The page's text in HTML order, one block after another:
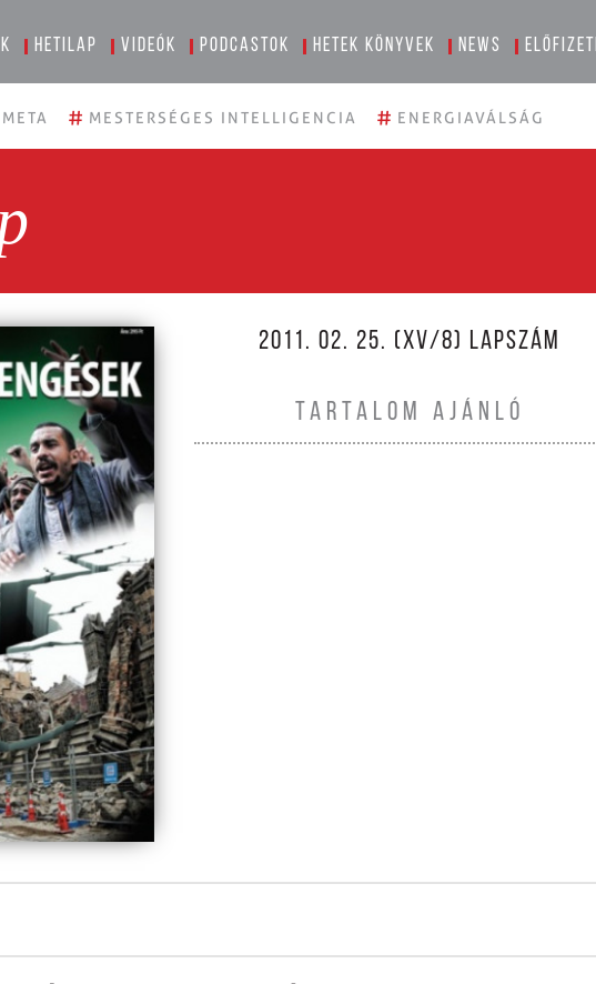
Hetilap Videók Podcastok Hetek könyvek News
META # MESTERSÉGES INTELLIGENCIA # ENERGIAVÁLSÁG
2011. 02. 25. (XV/8) LAPSZÁM
TARTALOM AJÁNLÓ